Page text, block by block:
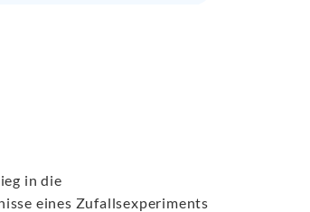
in die
eines Zufallsexperiments